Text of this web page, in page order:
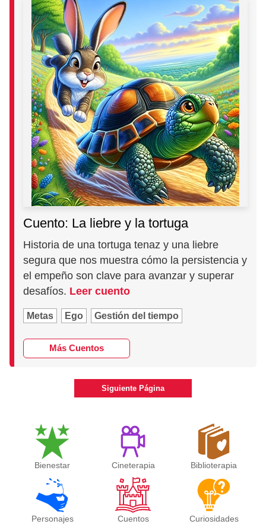
Cuento: La liebre y la tortuga
Historia de una tortuga tenaz y una liebre
segura que nos muestra cómo la persistencia y
el empeño son clave para avanzar y superar
desafíos. Leer cuento
Metas Ego Gestión del tiempo
Más Cuentos
Siguiente Página
Bienestar Cineterapia Biblioterapia
Personajes Cuentos Curiosidades